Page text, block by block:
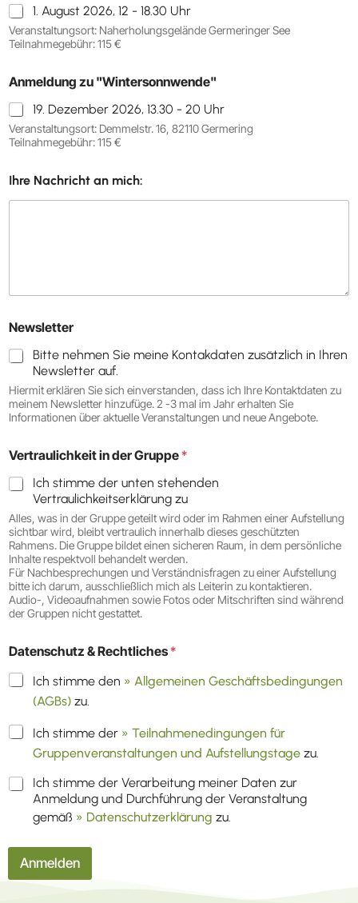
1. August 2026, 12 - 18.30 Uhr
Veranstaltungsort: Naherholungsgelände Germeringer See
Teilnahmegebühr: 115 €
Anmeldung zu "Wintersonnwende"
19. Dezember 2026, 13.30 - 20 Uhr
Veranstaltungsort: Demmelstr. 16, 82110 Germering
Teilnahmegebühr: 115 €
Ihre Nachricht an mich:
Newsletter
Bitte nehmen Sie meine Kontakdaten zusätzlich in Ihren
Newsletter auf.
Hiermit erklären Sie sich einverstanden, dass ich Ihre Kontaktdaten zu
meinem Newsletter hinzufüge. 2 -3 mal im Jahr erhalten Sie
Informationen über aktuelle Veranstaltungen und neue Angebote.
Vertraulichkeit in der Gruppe*
Ich stimme der unten stehenden
Vertraulichkeitserklärung zu
Alles, was in der Gruppe geteilt wird oder im Rahmen einer Aufstellung
sichtbar wird, bleibt vertraulich innerhalb dieses geschützten
Rahmens. Die Gruppe bildet einen sicheren Raum, in dem persönliche
Inhalte respektvoll behandelt werden.
Für Nachbesprechungen und Verständnisfragen zu einer Aufstellung
bitte ich darum, ausschließlich mich als Leiterin zu kontaktieren.
Audio-, Videoaufnahmen sowie Fotos oder Mitschriften sind während
der Gruppen nicht gestattet.
Datenschutz & Rechtliches*
Ich stimme den » Allgemeinen Geschäftsbedingungen
(AGBs) zu.
Ich stimme der » Teilnahmenedingungen für
Gruppenveranstaltungen und Aufstellungstage zu.
Ich stimme der Verarbeitung meiner Daten zur
Anmeldung und Durchführung der Veranstaltung
gemäß » Datenschutzerklärung zu.
Anmelden